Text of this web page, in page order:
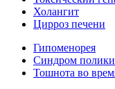
Холангит
Цирроз печени
Гипоменорея
Синдром
Тошнота во